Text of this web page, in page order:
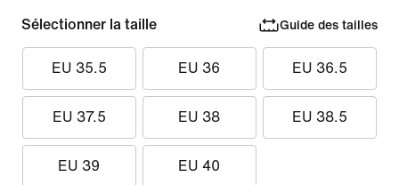
Sélectionner la taille Guide des tailles
EU 35.5 EU 36 EU 36.5
EU 37.5 EU 38 EU 38.5
EU 39 EU 40